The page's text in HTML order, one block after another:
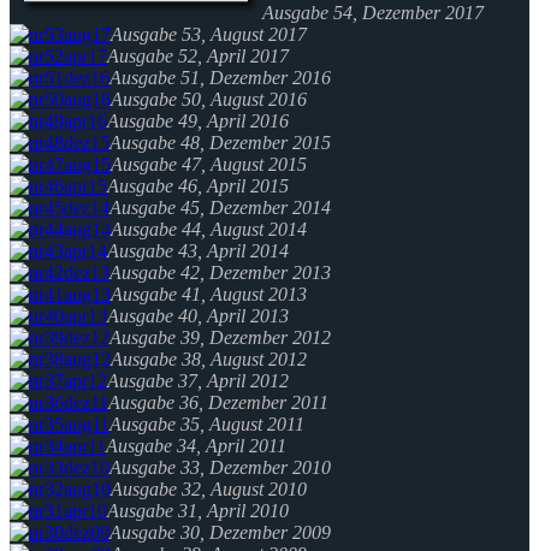
Ausgabe 54, Dezember 2017
Ausgabe 53, August 2017
Ausgabe 52, April 2017
Ausgabe 51, Dezember 2016
Ausgabe 50, August 2016
Ausgabe 49, April 2016
Ausgabe 48, Dezember 2015
Ausgabe 47, August 2015
Ausgabe 46, April 2015
Ausgabe 45, Dezember 2014
Ausgabe 44, August 2014
Ausgabe 43, April 2014
Ausgabe 42, Dezember 2013
Ausgabe 41, August 2013
Ausgabe 40, April 2013
Ausgabe 39, Dezember 2012
Ausgabe 38, August 2012
Ausgabe 37, April 2012
Ausgabe 36, Dezember 2011
Ausgabe 35, August 2011
Ausgabe 34, April 2011
Ausgabe 33, Dezember 2010
Ausgabe 32, August 2010
Ausgabe 31, April 2010
Ausgabe 30, Dezember 2009